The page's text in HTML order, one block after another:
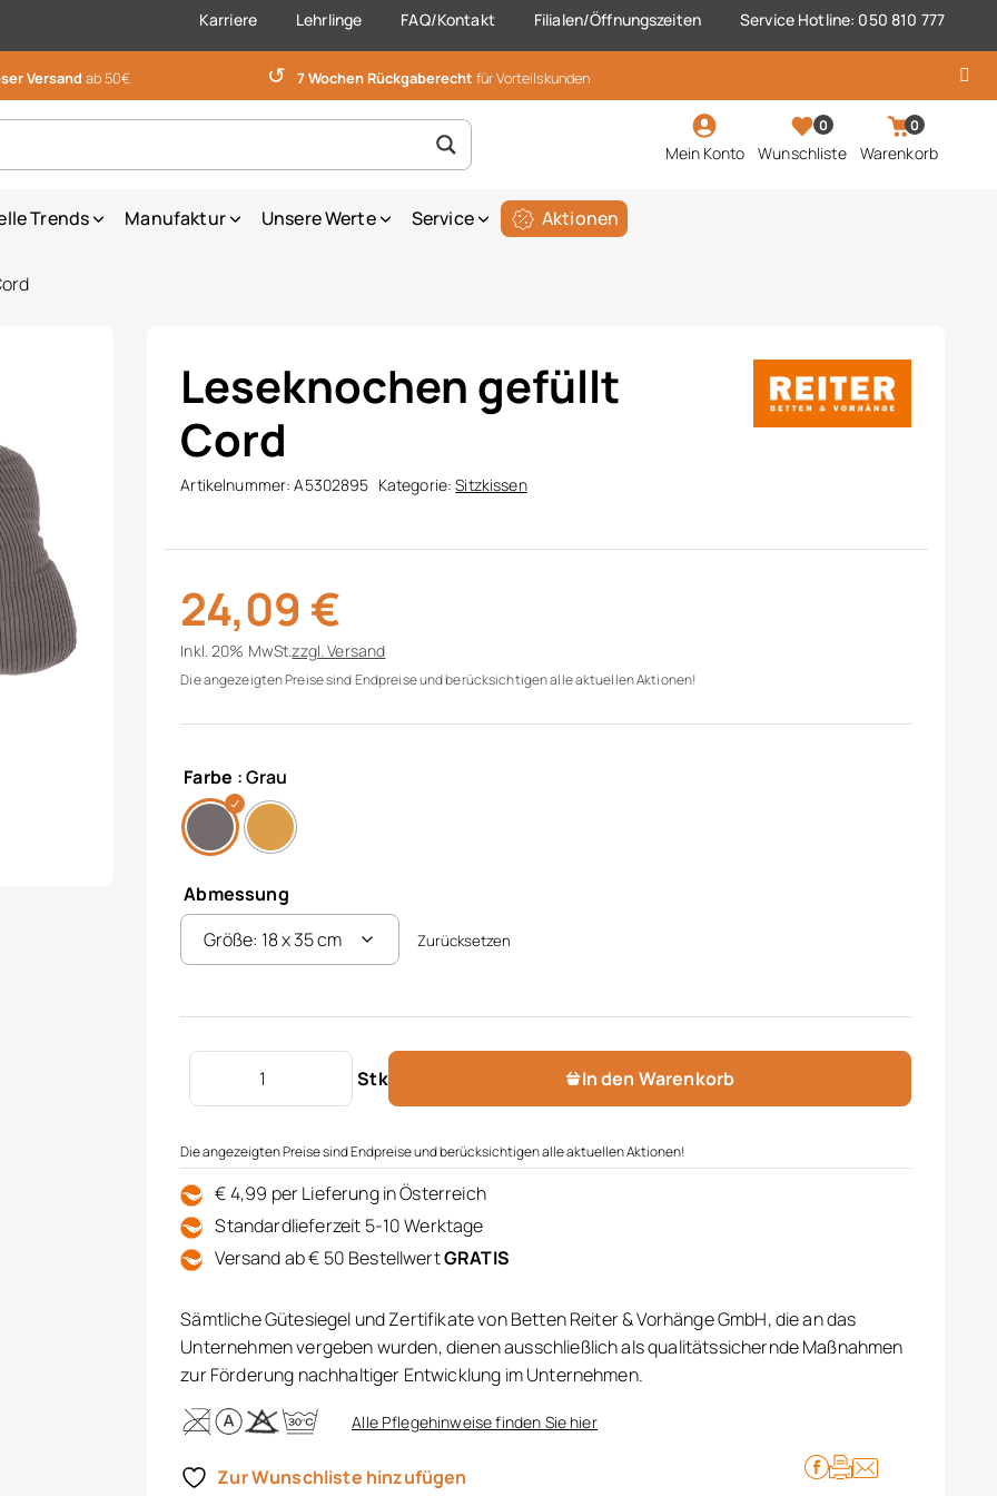
Karriere Lehrlinge FAQ/Kontakt Filialen/Öffnungszeiten Service Hotline: 050 810 777
Versand ab 50€ ↺ 7 Wochen Rückgaberecht für Vorteilskunden
Mein Konto
0
Wunschliste
0
Warenkorb
Trends Manufaktur Unsere Werte Service Aktionen
Leseknochen gefüllt
Cord
Artikelnummer:A5302895 Kategorie:Sitzkissen
24,09 €
Inkl. 20% MwSt.zzgl.Versand
Die angezeigten Preise sind Endpreise und berücksichtigen alle aktuellen Aktionen!
Farbe : Grau
Abmessung
Zurücksetzen
Stk
Leseknochen gefüllt Cord Menge
In den Warenkorb
Die angezeigten Preise sind Endpreise und berücksichtigen alle aktuellen Aktionen!
€ 4,99 per Lieferung in Österreich
Standardlieferzeit 5-10 Werktage
Versand ab € 50 BestellwertGRATIS
Sämtliche Gütesiegel und Zertifikate von Betten Reiter & Vorhänge GmbH, die an das
Unternehmen vergeben wurden, dienen ausschließlich als qualitätssichernde Maßnahmen
zur Förderung nachhaltiger Entwicklung im Unternehmen.
Alle Pflegehinweise finden Sie hier
Zur Wunschliste hinzufügen